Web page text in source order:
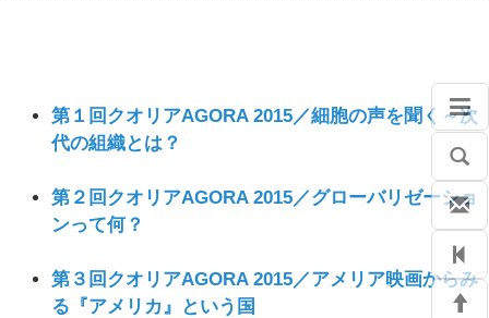
第１回クオリアAGORA 2015／細胞の声を聞く～次
代の組織とは？
第２回クオリアAGORA 2015／グローバリゼーショ
ンって何？
第３回クオリアAGORA 2015／アメリア映画からみ
る『アメリカ』という国